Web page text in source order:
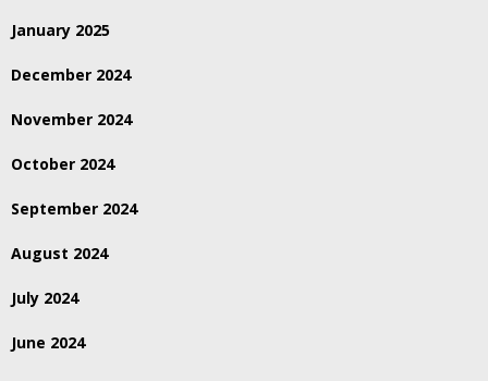
January 2025
December 2024
November 2024
October 2024
September 2024
August 2024
July 2024
June 2024